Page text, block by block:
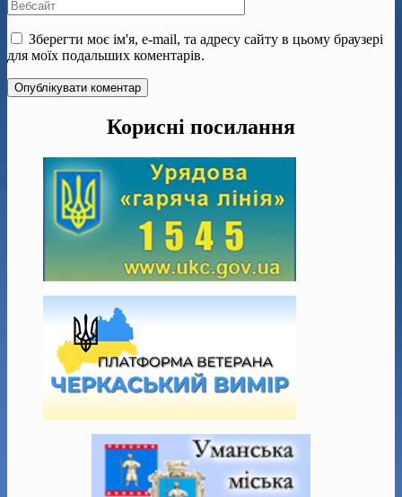
Зберегти моє ім'я, e-mail, та адресу сайту в цьому браузері
для моїх подальших коментарів.
Корисні посилання